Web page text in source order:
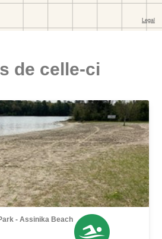
de celle-ci
- Assinika Beach